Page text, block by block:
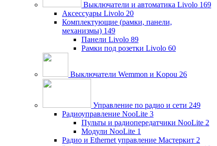
Выключатели и автоматика Livolo 169
Аксессуары Livolo 20
Комплектующие (рамки, панели,
механизмы) 149
Панели Livolo 89
Рамки под розетки Livolo 60
Выключатели Wemmon и Kopou 26
Управление по радио и сети 249
Радиоуправление NooLite 3
Пульты и радиопередатчики NooLite 2
Модули NooLite 1
Радио и Ethernet управление Мастеркит 2